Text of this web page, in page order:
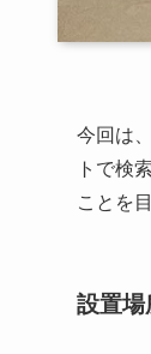
今回は
トで検
ことを
設置場